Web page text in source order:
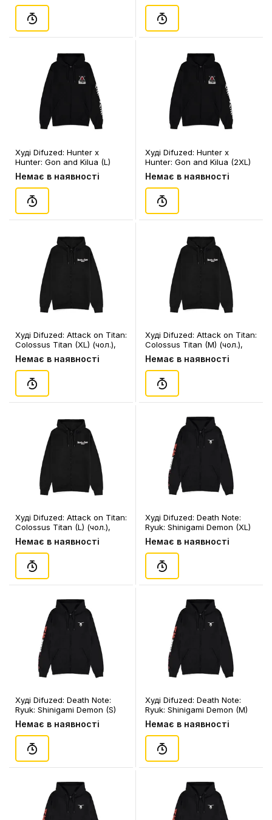
Худі Difuzed: Hunter x
Hunter: Gon and Kilua (L)
(чол.), (97550)
Немає в наявності
Худі Difuzed: Hunter x
Hunter: Gon and Kilua (2XL)
(чол.), (97574)
Немає в наявності
Худі Difuzed: Attack on Titan:
Colossus Titan (XL) (чол.),
(388442)
Немає в наявності
Худі Difuzed: Attack on Titan:
Colossus Titan (M) (чол.),
(388428)
Немає в наявності
Худі Difuzed: Attack on Titan:
Colossus Titan (L) (чол.),
(388435)
Немає в наявності
Худі Difuzed: Death Note:
Ryuk: Shinigami Demon (XL)
(чол.), (96485)
Немає в наявності
Худі Difuzed: Death Note:
Ryuk: Shinigami Demon (S)
(чол.), (96454)
Немає в наявності
Худі Difuzed: Death Note:
Ryuk: Shinigami Demon (M)
(чол.), (96461)
Немає в наявності